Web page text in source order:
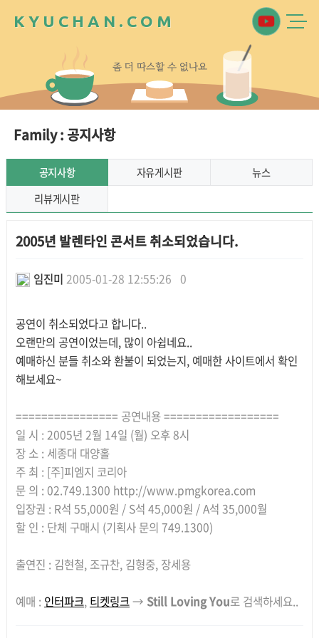
K Y U C H A N . C O M
좀 더 따스할 수 없나요
Family : 공지사항
공지사항 자유게시판
뉴스
리뷰게시판
2005년 발렌타인 콘서트 취소되었습니다.
임진미 2005-01-28 12:55:26 0
공연이 취소되었다고 합니다..
오랜만의 공연이었는데, 많이 아쉽네요..
예매하신 분들 취소와 환불이 되었는지, 예매한 사이트에서 확인
해보세요~
================ 공연내용 ==================
일 시 : 2005년 2월 14일 (월) 오후 8시
장 소 : 세종대 대양홀
주 최 : [주]피엠지 코리아
문 의 : 02.749.1300 http://www.pmgkorea.com
입장권 : R석 55,000원 / S석 45,000원 / A석 35,000월
할 인 : 단체 구매시 (기획사 문의 749.1300)
출연진 : 김현철, 조규찬, 김형중, 장세용
예매 : 인터파크, 티켓링크→ Still Loving You로 검색하세요..